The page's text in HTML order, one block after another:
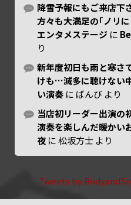
降雪予報にもご来店下
方々も大満足の｢ノリ
エンタメステージ に
り
新年度初日も雨と寒さ
けも…滅多に聴けない
い演奏 に ばんび より
当店初リーダー出演の
演奏を楽しんだ暖かい
夜 に松坂方士 より
Tweets by